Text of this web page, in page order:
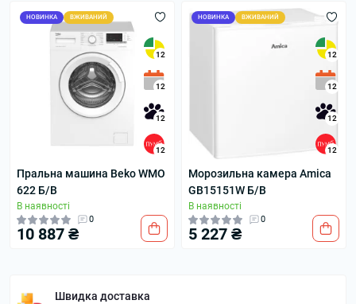
НОВИНКА ВЖИВАНИЙ
12
12
12
12
Пральна машина Beko WMO
622 Б/В
В наявності
0
10 887 ₴
НОВИНКА ВЖИВАНИЙ
12
12
12
12
Морозильна камера Amica
GB15151W Б/В
В наявності
0
5 227 ₴
Швидка доставка